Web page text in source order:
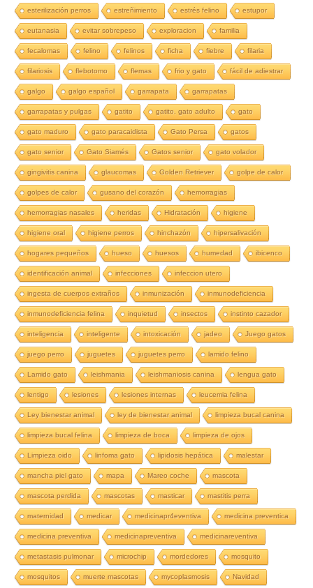
esterilización perros estreñimiento estrés felino estupor
eutanasia evitar sobrepeso exploracion familia
fecalomas felino felinos ficha fiebre filaria
filariosis flebotomo flemas frio y gato fácil de adiestrar
galgo galgo español garrapata garrapatas
garrapatas y pulgas gatito gatito. gato adulto gato
gato maduro gato paracaidista Gato Persa gatos
gato senior Gato Siamés Gatos senior gato volador
gingivitis canina glaucomas Golden Retriever golpe de calor
golpes de calor gusano del corazón hemorragias
hemorragias nasales heridas Hidratación higiene
higiene oral higiene perros hinchazón hipersalivación
hogares pequeños hueso huesos humedad ibicenco
identificación animal infecciones infeccion utero
ingesta de cuerpos extraños inmunización inmunodeficiencia
inmunodeficiencia felina inquietud insectos instinto cazador
inteligencia inteligente intoxicación jadeo Juego gatos
juego perro juguetes juguetes perro lamido felino
Lamido gato leishmania leishmaniosis canina lengua gato
lentigo lesiones lesiones internas leucemia felina
Ley bienestar animal ley de bienestar animal limpieza bucal canina
limpieza bucal felina limpieza de boca limpieza de ojos
Limpieza oido linfoma gato lipidosis hepática malestar
mancha piel gato mapa Mareo coche mascota
mascota perdida mascotas masticar mastitis perra
maternidad medicar medicinapr4eventiva medicina preventica
medicina preventiva medicinapreventiva medicinareventiva
metastasis pulmonar microchip mordedores mosquito
mosquitos muerte mascotas mycoplasmosis Navidad